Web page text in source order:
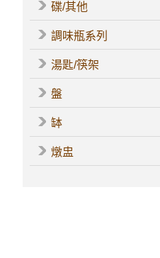
碟/其他
調味瓶系列
湯匙/筷架
盤
缽
燉盅